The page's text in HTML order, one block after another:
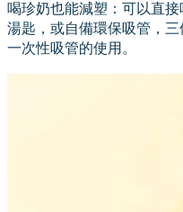
喝珍奶也能減塑：可以直
湯匙，或自備環保吸管，
一次性吸管的使用。